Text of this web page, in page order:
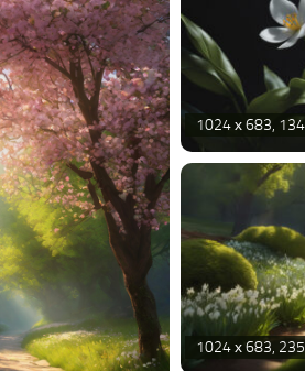
1024 х 683,
1024 х 683,